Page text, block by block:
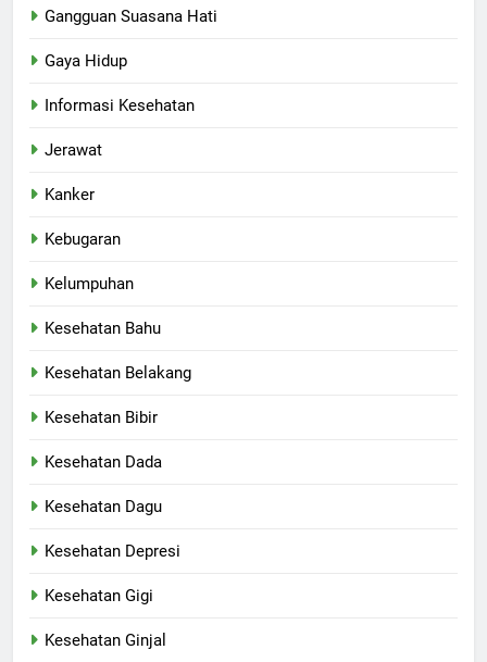
Gangguan Suasana Hati
Gaya Hidup
Informasi Kesehatan
Jerawat
Kanker
Kebugaran
Kelumpuhan
Kesehatan Bahu
Kesehatan Belakang
Kesehatan Bibir
Kesehatan Dada
Kesehatan Dagu
Kesehatan Depresi
Kesehatan Gigi
Kesehatan Ginjal